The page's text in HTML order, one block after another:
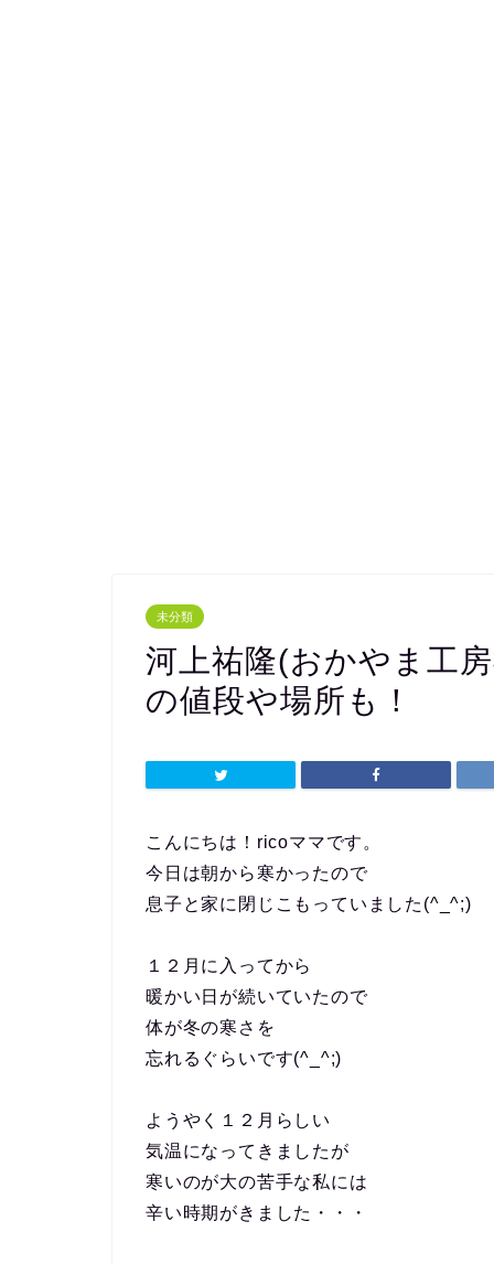
未分類
河上祐隆(おかやま工
の値段や場所も！
こんにちは！ricoママです。
今日は朝から寒かったので
息子と家に閉じこもっていました(^_^;)
１２月に入ってから
暖かい日が続いていたので
体が冬の寒さを
忘れるぐらいです(^_^;)
ようやく１２月らしい
気温になってきましたが
寒いのが大の苦手な私には
辛い時期がきました・・・